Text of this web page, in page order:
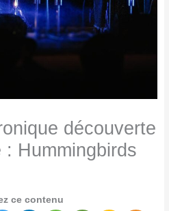
découverte
: Hummingbirds
ce contenu